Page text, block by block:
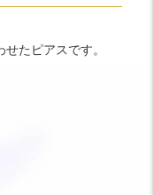
たピアスです。